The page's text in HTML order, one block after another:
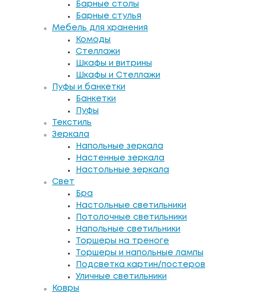
Барные столы
Барные стулья
Мебель для хранения
Комоды
Стеллажи
Шкафы и витрины
Шкафы и Стеллажи
Пуфы и банкетки
Банкетки
Пуфы
Текстиль
Зеркала
Напольные зеркала
Настенные зеркала
Настольные зеркала
Свет
Бра
Настольные светильники
Потолочные светильники
Напольные светильники
Торшеры на треноге
Торшеры и напольные лампы
Подсветка картин/постеров
Уличные светильники
Ковры